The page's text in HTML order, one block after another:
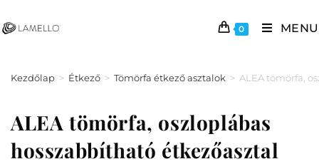
0 MENU
Kezdőlap > Étkező > Tömörfa étkező asztalok > ALEA tömörfa,
ALEA tömörfa, oszloplábas
hosszabbítható étkezőasztal